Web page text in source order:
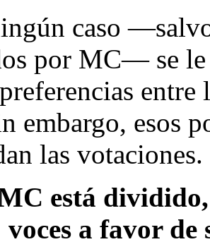
caso
por MC— se le
embargo, esos
las votaciones.
está
voces a favor de